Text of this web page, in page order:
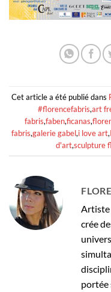
Cet article a été publié dans
#florencefabris,art
fabris,faben,ficanas,
fabris,galerie gabel,i love art,
d'art,sculpture
Artiste
crée
portée